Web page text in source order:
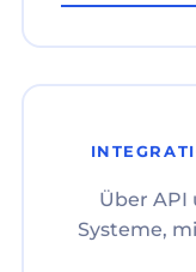
Über API
Systeme,